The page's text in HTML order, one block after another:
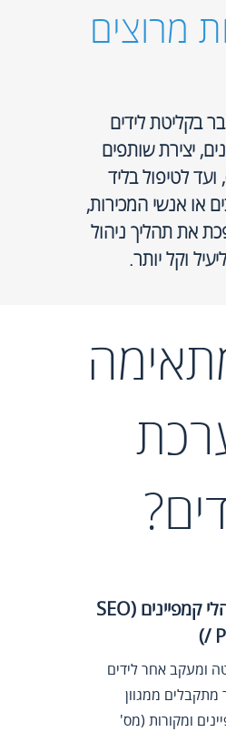
מרוצים
בקליטת לידים
יצירת שותפים
ועד לטיפול בליד
או אנשי המכירות,
את תהליך ניהול
וקל יותר.
מנהלי קמפיינים (SEO
/
ומעקב אחר לידים
ממגוון
ומקורות (מס'